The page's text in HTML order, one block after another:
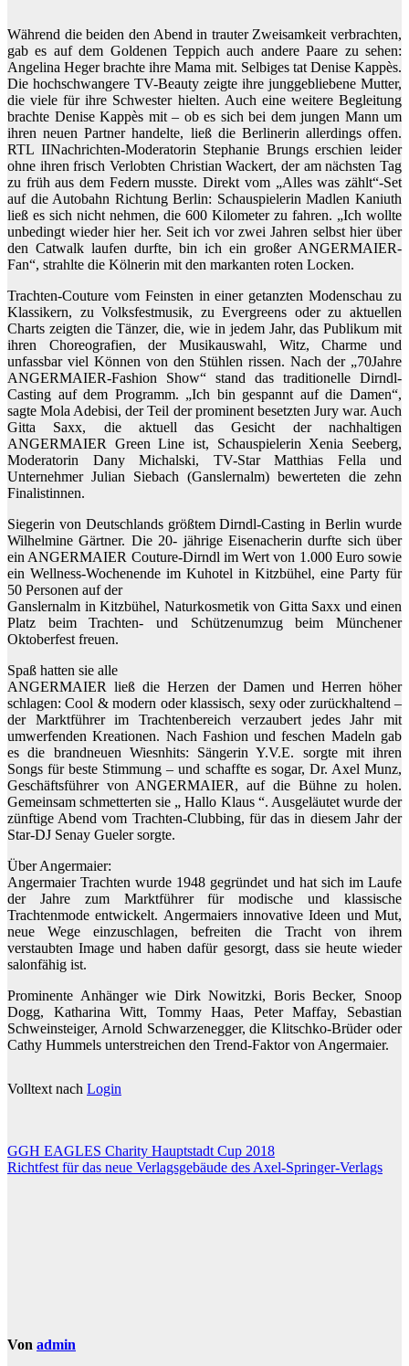
Während die beiden den Abend in trauter Zweisamkeit verbrachten,
gab es auf dem Goldenen Teppich auch andere Paare zu sehen:
Angelina Heger brachte ihre Mama mit. Selbiges tat Denise Kappès.
Die hochschwangere TV-Beauty zeigte ihre junggebliebene Mutter,
die viele für ihre Schwester hielten. Auch eine weitere Begleitung
brachte Denise Kappès mit – ob es sich bei dem jungen Mann um
ihren neuen Partner handelte, ließ die Berlinerin allerdings offen.
RTL IINachrichten-Moderatorin Stephanie Brungs erschien leider
ohne ihren frisch Verlobten Christian Wackert, der am nächsten Tag
zu früh aus dem Federn musste. Direkt vom „Alles was zählt“-Set
auf die Autobahn Richtung Berlin: Schauspielerin Madlen Kaniuth
ließ es sich nicht nehmen, die 600 Kilometer zu fahren. „Ich wollte
unbedingt wieder hier her. Seit ich vor zwei Jahren selbst hier über
den Catwalk laufen durfte, bin ich ein großer ANGERMAIER-
Fan“, strahlte die Kölnerin mit den markanten roten Locken.
Trachten-Couture vom Feinsten in einer getanzten Modenschau zu
Klassikern, zu Volksfestmusik, zu Evergreens oder zu aktuellen
Charts zeigten die Tänzer, die, wie in jedem Jahr, das Publikum mit
ihren Choreografien, der Musikauswahl, Witz, Charme und
unfassbar viel Können von den Stühlen rissen. Nach der „70Jahre
ANGERMAIER-Fashion Show“ stand das traditionelle Dirndl-
Casting auf dem Programm. „Ich bin gespannt auf die Damen“,
sagte Mola Adebisi, der Teil der prominent besetzten Jury war. Auch
Gitta Saxx, die aktuell das Gesicht der nachhaltigen
ANGERMAIER Green Line ist, Schauspielerin Xenia Seeberg,
Moderatorin Dany Michalski, TV-Star Matthias Fella und
Unternehmer Julian Siebach (Ganslernalm) bewerteten die zehn
Finalistinnen.
Siegerin von Deutschlands größtem Dirndl-Casting in Berlin wurde
Wilhelmine Gärtner. Die 20- jährige Eisenacherin durfte sich über
ein ANGERMAIER Couture-Dirndl im Wert von 1.000 Euro sowie
ein Wellness-Wochenende im Kuhotel in Kitzbühel, eine Party für
50 Personen auf der
Ganslernalm in Kitzbühel, Naturkosmetik von Gitta Saxx und einen
Platz beim Trachten- und Schützenumzug beim Münchener
Oktoberfest freuen.
Spaß hatten sie alle
ANGERMAIER ließ die Herzen der Damen und Herren höher
schlagen: Cool & modern oder klassisch, sexy oder zurückhaltend –
der Marktführer im Trachtenbereich verzaubert jedes Jahr mit
umwerfenden Kreationen. Nach Fashion und feschen Madeln gab
es die brandneuen Wiesnhits: Sängerin Y.V.E. sorgte mit ihren
Songs für beste Stimmung – und schaffte es sogar, Dr. Axel Munz,
Geschäftsführer von ANGERMAIER, auf die Bühne zu holen.
Gemeinsam schmetterten sie „ Hallo Klaus “. Ausgeläutet wurde der
zünftige Abend vom Trachten-Clubbing, für das in diesem Jahr der
Star-DJ Senay Gueler sorgte.
Über Angermaier:
Angermaier Trachten wurde 1948 gegründet und hat sich im Laufe
der Jahre zum Marktführer für modische und klassische
Trachtenmode entwickelt. Angermaiers innovative Ideen und Mut,
neue Wege einzuschlagen, befreiten die Tracht von ihrem
verstaubten Image und haben dafür gesorgt, dass sie heute wieder
salonfähig ist.
Prominente Anhänger wie Dirk Nowitzki, Boris Becker, Snoop
Dogg, Katharina Witt, Tommy Haas, Peter Maffay, Sebastian
Schweinsteiger, Arnold Schwarzenegger, die Klitschko-Brüder oder
Cathy Hummels unterstreichen den Trend-Faktor von Angermaier.
Volltext nach Login
Beitragsnavigation
GGH EAGLES Charity Hauptstadt Cup 2018
Richtfest für das neue Verlagsgebäude des Axel-Springer-Verlags
Von admin